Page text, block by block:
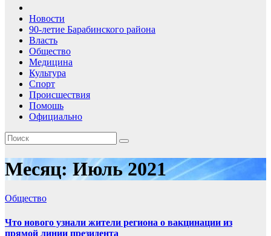
Новости
90-летие Барабинского района
Власть
Общество
Медицина
Культура
Спорт
Происшествия
Помошь
Официально
Месяц:Июль 2021
Общество
Что нового узнали жители региона о вакцинации из
прямой линии президента